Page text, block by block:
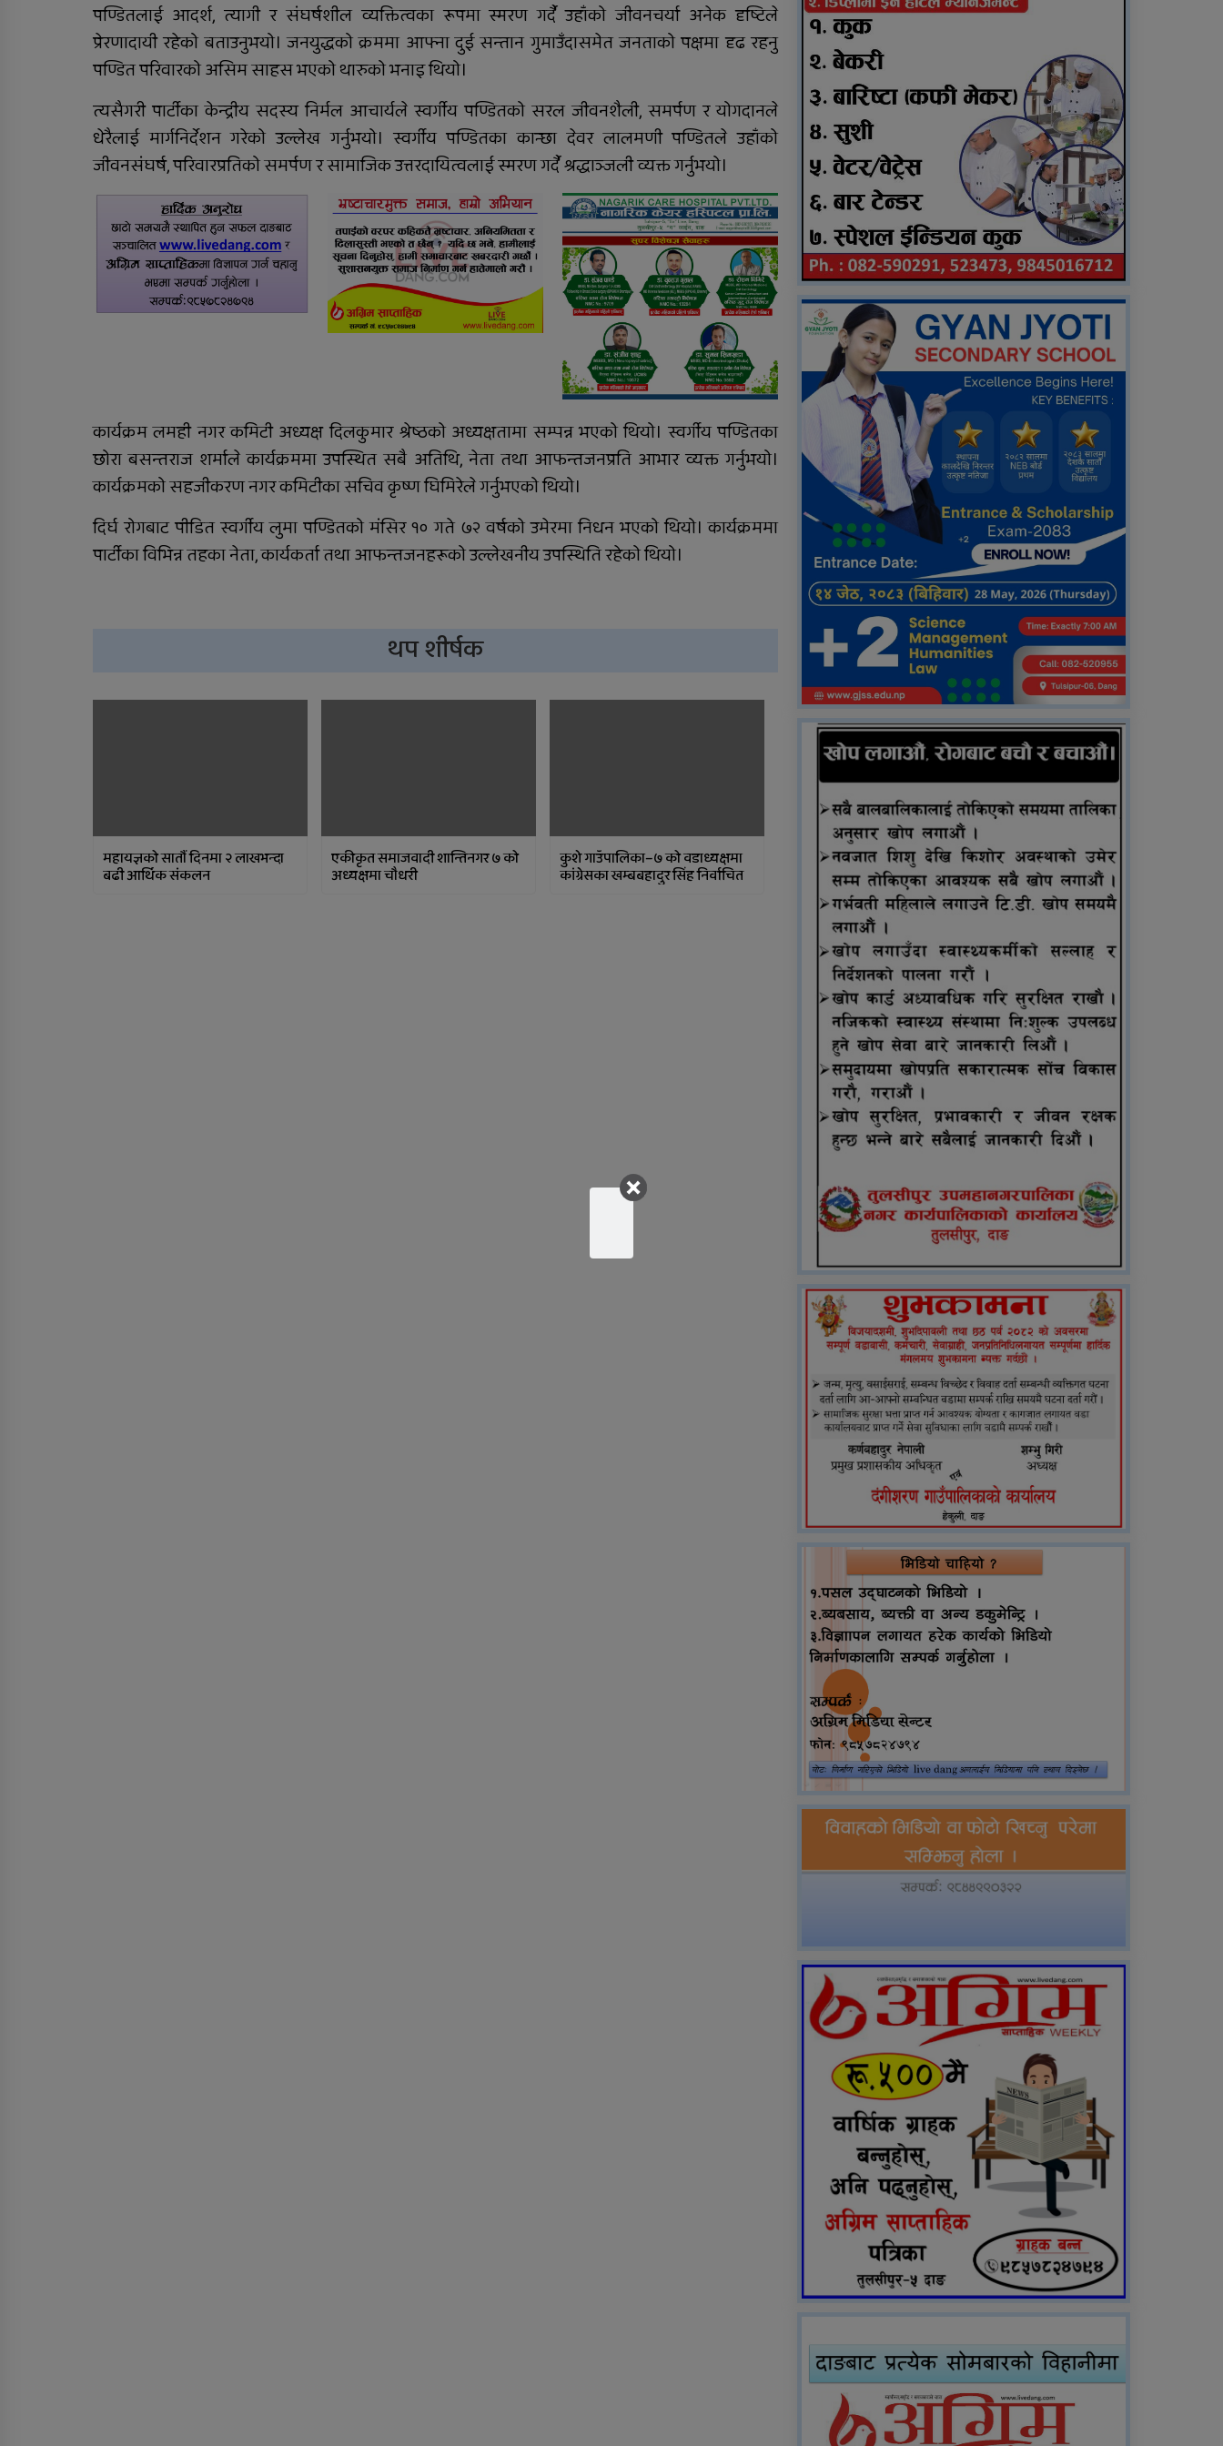
निःशुल्क तालिम र रोजगारीमा
जोड्न ६ बुँदे सम्झौता
दाङका विभिन्न सामुदायिक
वनबाट ५५ नाल भरुवा बन्दुक
बरामद
दाङमा ९ बर्षीया बालिका
बलात्कार गर्नेलाई जन्मकैदको
फैसला
पण्डितलाई आदर्श, त्यागी र संघर्षशील व्यक्तित्वका रूपमा स्मरण गर्दै उहाँको जीवनचर्या अनेक दृष्टिले
प्रेरणादायी रहेको बताउनुभयो। जनयुद्धको क्रममा आफ्ना दुई सन्तान गुमाउँदासमेत जनताको पक्षमा दृढ रहनु
पण्डित परिवारको असिम साहस भएको थारुको भनाइ थियो।
त्यसैगरी पार्टीका केन्द्रीय सदस्य निर्मल आचार्यले स्वर्गीय पण्डितको सरल जीवनशैली, समर्पण र योगदानले
धेरैलाई मार्गनिर्देशन गरेको उल्लेख गर्नुभयो। स्वर्गीय पण्डितका कान्छा देवर लालमणी पण्डितले उहाँको
जीवनसंघर्ष, परिवारप्रतिको समर्पण र सामाजिक उत्तरदायित्वलाई स्मरण गर्दै श्रद्धाञ्जली व्यक्त गर्नुभयो।
कार्यक्रम लमही नगर कमिटी अध्यक्ष दिलकुमार श्रेष्ठको अध्यक्षतामा सम्पन्न भएको थियो। स्वर्गीय पण्डितका
छोरा बसन्तराज शर्माले कार्यक्रममा उपस्थित सबै अतिथि, नेता तथा आफन्तजनप्रति आभार व्यक्त गर्नुभयो।
कार्यक्रमको सहजीकरण नगर कमिटीका सचिव कृष्ण घिमिरेले गर्नुभएको थियो।
दिर्घ रोगबाट पीडित स्वर्गीय लुमा पण्डितको मंसिर १० गते ७२ वर्षको उमेरमा निधन भएको थियो। कार्यक्रममा
पार्टीका विभिन्न तहका नेता, कार्यकर्ता तथा आफन्तजनहरूको उल्लेखनीय उपस्थिति रहेको थियो।
थप शीर्षक
महायज्ञको सातौं दिनमा २ लाखभन्दा
बढी आर्थिक संकलन
एकीकृत समाजवादी शान्तिनगर ७ को
अध्यक्षमा चौधरी
कुशे गाउँपालिका–७ को वडाध्यक्षमा
कांग्रेसका खम्बबहादुर सिंह निर्वाचित